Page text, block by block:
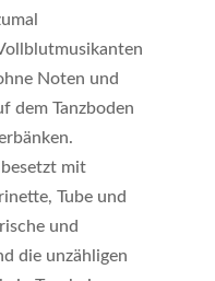
Noten und
dem Tanzboden
mit
Tube und
und
die unzähligen